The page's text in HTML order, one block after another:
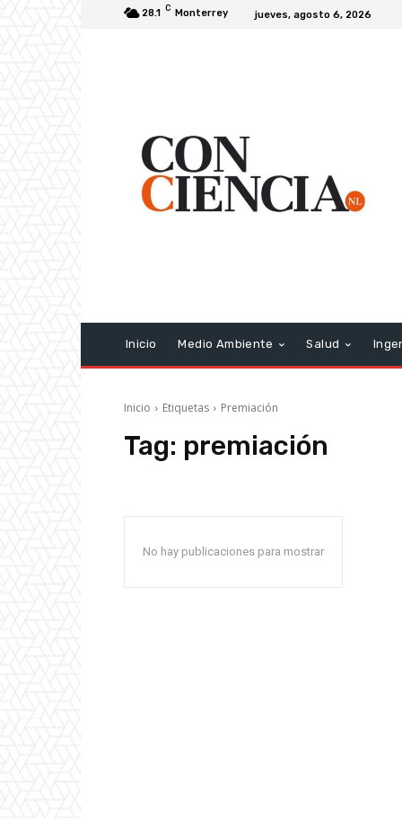
28.1 C Monterrey jueves, agosto 6, 2026
Inicio Medio Ambiente Salud
Inicio Etiquetas Premiación
Tag: premiación
No hay publicaciones para mostrar